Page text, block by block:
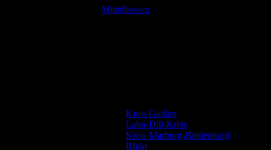
Mittelhessen
Kreis Gießen
Lahn-Dill-Kreis
Kreis Marburg-Biedenkopf
Rhön